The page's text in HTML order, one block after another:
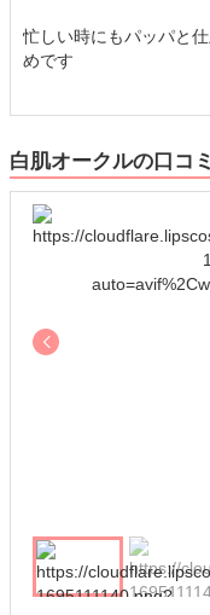
忙しい時にもパッパと
めです
白肌オークルの口コミ